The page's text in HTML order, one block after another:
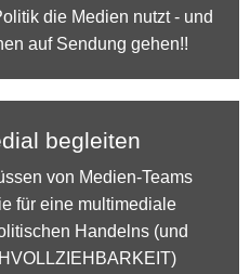
die Medien nutzt - und
auf Sendung gehen!!
begleiten
von Medien-Teams
für eine multimediale
Handelns (und